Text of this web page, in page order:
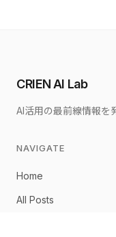
CRIEN AI Lab
AI活用の最前線情報を
NAVIGATE
Home
All Posts